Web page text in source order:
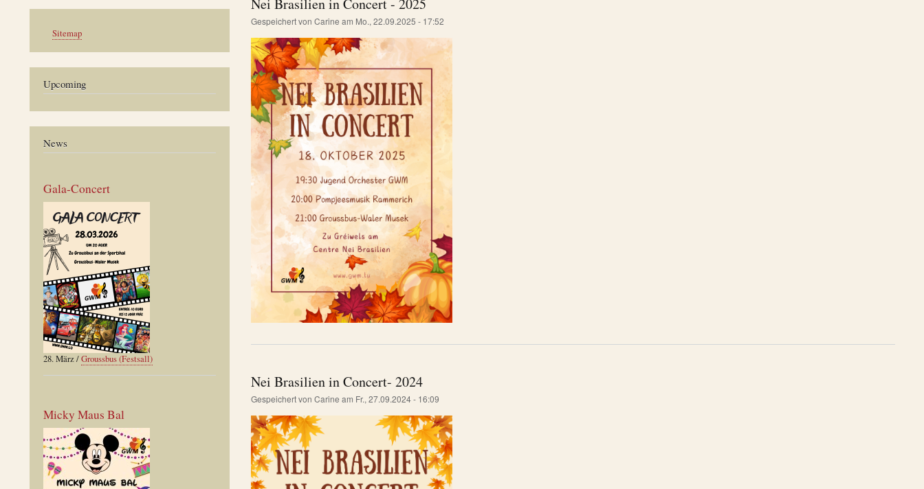
Nei Brasilien in Concert - 2025
Gespeichert von Carine am Mo., 22.09.2025 - 17:52
Nei Brasilien in Concert- 2024
Gespeichert von Carine am Fr., 27.09.2024 - 16:09
Sitemap
Upcoming
News
Gala-Concert
28. März/Groussbus (Festsall)
Micky Maus Bal